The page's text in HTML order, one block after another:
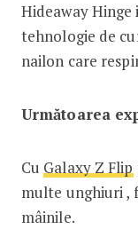
Hideaway Hinge
tehnologie de
nailon care
Următoarea
Cu Galaxy Z Flip
multe unghiuri ,
mâinile.